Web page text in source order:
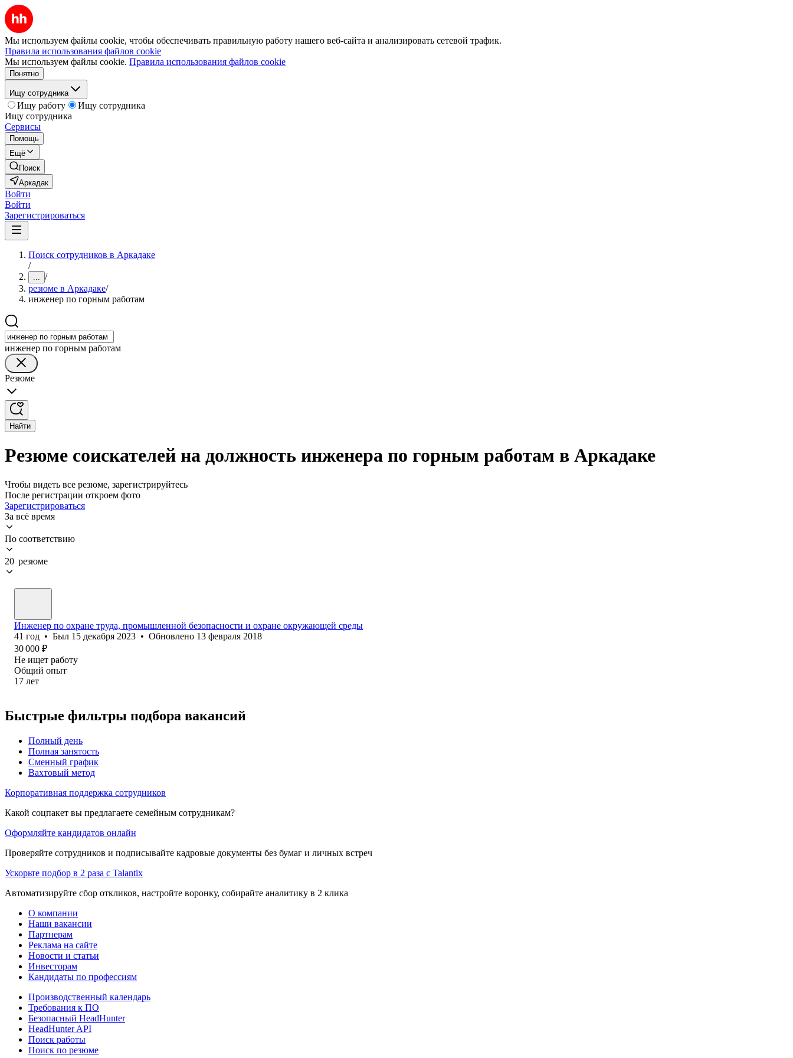
Мы используем файлы cookie, чтобы обеспечивать правильную работу нашего веб-сайта и анализировать сетевой трафик.
Правила использования файлов cookie
Мы используем файлы cookie. Правила использования файлов cookie
Понятно
Ищу сотрудника
Ищу работу
Ищу сотрудника
Ищу сотрудника
Сервисы
Помощь
Ещё
Поиск
Аркадак
Войти
Войти
Зарегистрироваться
Поиск сотрудников в Аркадаке
/
... /
резюме в Аркадаке/
инженер по горным работам
инженер по горным работам
Резюме
Найти
Резюме соискателей на должность инженера по горным работам в Аркадаке
Чтобы видеть все резюме, зарегистрируйтесь
После регистрации откроем фото
Зарегистрироваться
За всё время
По соответствию
20 резюме
Инженер по охране труда, промышленной безопасности и охране окружающей среды
41 год • Был 15 декабря 2023 • Обновлено 13 февраля 2018
30 000 ₽
Не ищет работу
Общий опыт
17 лет
Быстрые фильтры подбора вакансий
Полный день
Полная занятость
Сменный график
Вахтовый метод
Корпоративная поддержка сотрудников
Какой соцпакет вы предлагаете семейным сотрудникам?
Оформляйте кандидатов онлайн
Проверяйте сотрудников и подписывайте кадровые документы без бумаг и личных встреч
Ускорьте подбор в 2 раза с Talantix
Автоматизируйте сбор откликов, настройте воронку, собирайте аналитику в 2 клика
О компании
Наши вакансии
Партнерам
Реклама на сайте
Новости и статьи
Инвесторам
Кандидаты по профессиям
Производственный календарь
Требования к ПО
Безопасный HeadHunter
HeadHunter API
Поиск работы
Поиск по резюме